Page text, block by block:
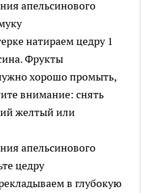
натираем цедру 1
Фрукты
хорошо промыть,
внимание: снять
желтый или
в глубокую